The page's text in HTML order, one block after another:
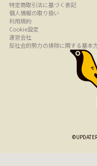
特定商取引法に基づく表記
個人情報の取り扱い
利用規約
Cookie設定
運営会社
反社会的勢力の排除に関する基本